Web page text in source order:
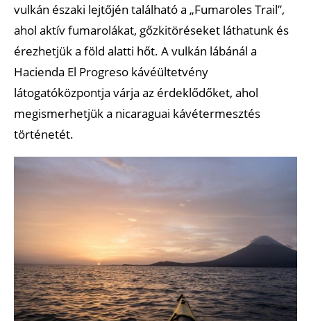
vulkán északi lejtőjén található a „Fumaroles Trail”,
ahol aktív fumarolákat, gőzkitöréseket láthatunk és
érezhetjük a föld alatti hőt. A vulkán lábánál a
Hacienda El Progreso kávéültetvény
látogatóközpontja várja az érdeklődőket, ahol
megismerhetjük a nicaraguai kávétermesztés
történetét.